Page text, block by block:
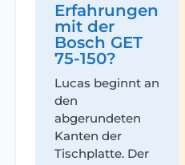
Erfahrungen
mit der
Bosch GET
75-150?
Lucas beginnt an
den
abgerundeten
Kanten der
Tischplatte. Der